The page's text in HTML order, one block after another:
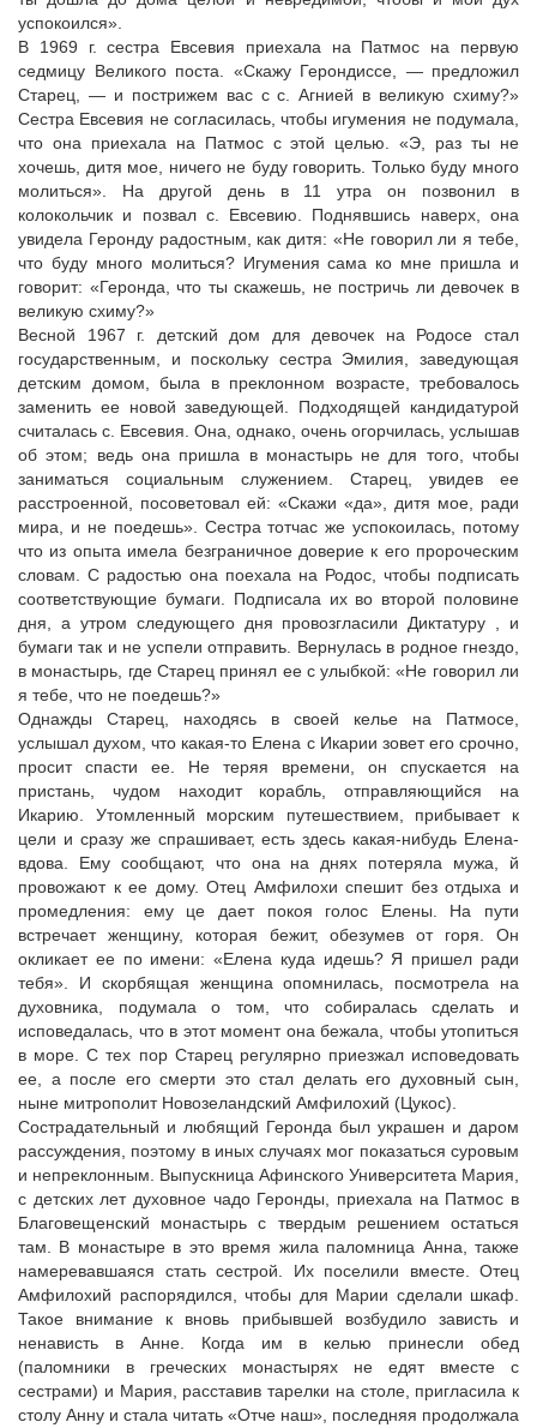
успокоился».
В 1969 г. сестра Евсевия приехала на Патмос на первую
седмицу Великого поста. «Скажу Герондиссе, — предложил
Старец, — и пострижем вас с с. Агнией в великую схиму?»
Сестра Евсевия не согласилась, чтобы игумения не подумала,
что она приехала на Патмос с этой целью. «Э, раз ты не
хочешь, дитя мое, ничего не буду говорить. Только буду много
молиться». На другой день в 11 утра он позвонил в
колокольчик и позвал с. Евсевию. Поднявшись наверх, она
увидела Геронду радостным, как дитя: «Не говорил ли я тебе,
что буду много молиться? Игумения сама ко мне пришла и
говорит: «Геронда, что ты скажешь, не постричь ли девочек в
великую схиму?»
Весной 1967 г. детский дом для девочек на Родосе стал
государственным, и поскольку сестра Эмилия, заведующая
детским домом, была в преклонном возрасте, требовалось
заменить ее новой заведующей. Подходящей кандидатурой
считалась с. Евсевия. Она, однако, очень огорчилась, услышав
об этом; ведь она пришла в монастырь не для того, чтобы
заниматься социальным служением. Старец, увидев ее
расстроенной, посоветовал ей: «Скажи «да», дитя мое, ради
мира, и не поедешь». Сестра тотчас же успокоилась, потому
что из опыта имела безграничное доверие к его пророческим
словам. С радостью она поехала на Родос, чтобы подписать
соответствующие бумаги. Подписала их во второй половине
дня, а утром следующего дня провозгласили Диктатуру , и
бумаги так и не успели отправить. Вернулась в родное гнездо,
в монастырь, где Старец принял ее с улыбкой: «Не говорил ли
я тебе, что не поедешь?»
Однажды Старец, находясь в своей келье на Патмосе,
услышал духом, что какая-то Елена с Икарии зовет его срочно,
просит спасти ее. Не теряя времени, он спускается на
пристань, чудом находит корабль, отправляющийся на
Икарию. Утомленный морским путешествием, прибывает к
цели и сразу же спрашивает, есть здесь какая-нибудь Елена-
вдова. Ему сообщают, что она на днях потеряла мужа, й
провожают к ее дому. Отец Амфилохи спешит без отдыха и
промедления: ему це дает покоя голос Елены. На пути
встречает женщину, которая бежит, обезумев от горя. Он
окликает ее по имени: «Елена куда идешь? Я пришел ради
тебя». И скорбящая женщина опомнилась, посмотрела на
духовника, подумала о том, что собиралась сделать и
исповедалась, что в этот момент она бежала, чтобы утопиться
в море. С тех пор Старец регулярно приезжал исповедовать
ее, а после его смерти это стал делать его духовный сын,
ныне митрополит Новозеландский Амфилохий (Цукос).
Сострадательный и любящий Геронда был украшен и даром
рассуждения, поэтому в иных случаях мог показаться суровым
и непреклонным. Выпускница Афинского Университета Мария,
с детских лет духовное чадо Геронды, приехала на Патмос в
Благовещенский монастырь с твердым решением остаться
там. В монастыре в это время жила паломница Анна, также
намеревавшаяся стать сестрой. Их поселили вместе. Отец
Амфилохий распорядился, чтобы для Марии сделали шкаф.
Такое внимание к вновь прибывшей возбудило зависть и
ненависть в Анне. Когда им в келью принесли обед
(паломники в греческих монастырях не едят вместе с
сестрами) и Мария, расставив тарелки на столе, пригласила к
столу Анну и стала читать «Отче наш», последняя продолжала